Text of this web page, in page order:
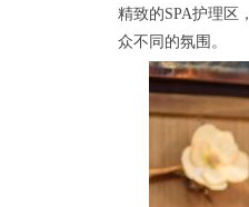
精致的SPA护理区
众不同的氛围。